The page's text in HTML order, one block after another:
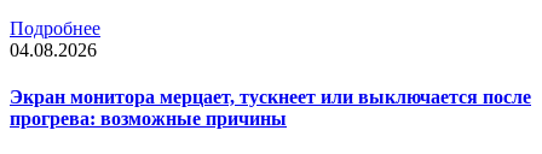
Подробнее
04.08.2026
Экран монитора мерцает, тускнеет или выключается после
прогрева: возможные причины